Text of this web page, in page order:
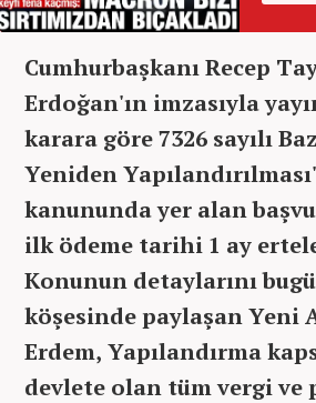
Cumhurbaşkanı Recep
Erdoğan'ın imzasıyla
karara göre 7326 sayılı
Yeniden
kanununda yer alan
ilk ödeme tarihi 1 ay
Konunun detaylarını
köşesinde paylaşan Yeni
Erdem, Yapılandırma
devlete olan tüm vergi ve